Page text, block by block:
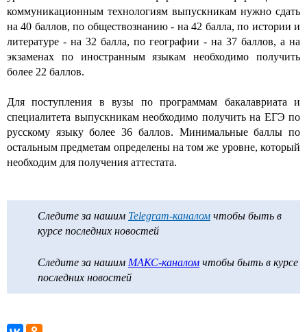
коммуникационным технологиям выпускникам нужно сдать
на 40 баллов, по обществознанию - на 42 балла, по истории и
литературе - на 32 балла, по географии - на 37 баллов, а на
экзаменах по иностранным языкам необходимо получить
более 22 баллов.
Для поступления в вузы по программам бакалавриата и
специалитета выпускникам необходимо получить на ЕГЭ по
русскому языку более 36 баллов. Минимальные баллы по
остальным предметам определены на том же уровне, который
необходим для получения аттестата.
Следите за нашим Telegram-каналом чтобы быть в
курсе последних новостей
Следите за нашим МАКС-каналом чтобы быть в курсе
последних новостей